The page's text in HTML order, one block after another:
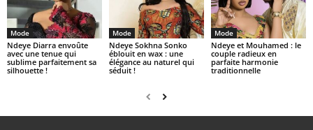
Mode
Ndeye Diarra envoûte
avec une tenue qui
sublime parfaitement sa
silhouette !
Mode
Ndeye Sokhna Sonko
éblouit en wax : une
élégance au naturel qui
séduit !
Mode
Ndeye et Mouhamed : le
couple radieux en
parfaite harmonie
traditionnelle